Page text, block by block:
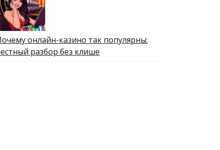
онлайн-казино так популярны:
разбор без клише